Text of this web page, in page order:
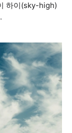
하이(sky-high)